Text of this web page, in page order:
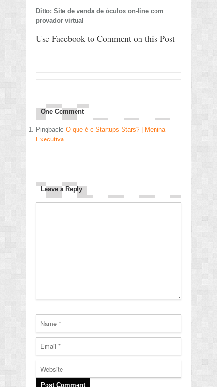
Ditto: Site de venda de óculos on-line com
provador virtual
Use Facebook to Comment on this Post
One Comment
Pingback: O que é o Startups Stars? | Menina
Executiva
Leave a Reply